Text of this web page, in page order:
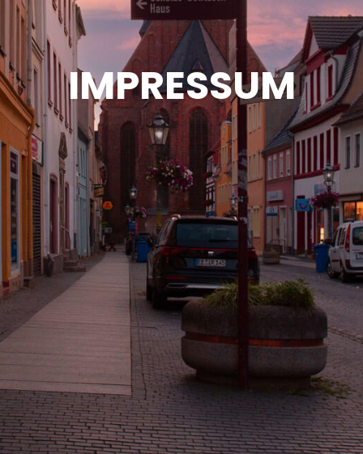
IMPRESSUM